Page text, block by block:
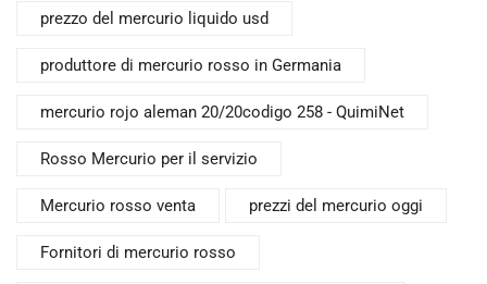
prezzo del mercurio liquido usd
produttore di mercurio rosso in Germania
mercurio rojo aleman 20/20codigo 258 - QuimiNet
Rosso Mercurio per il servizio
Mercurio rosso venta prezzi del mercurio oggi
Fornitori di mercurio rosso